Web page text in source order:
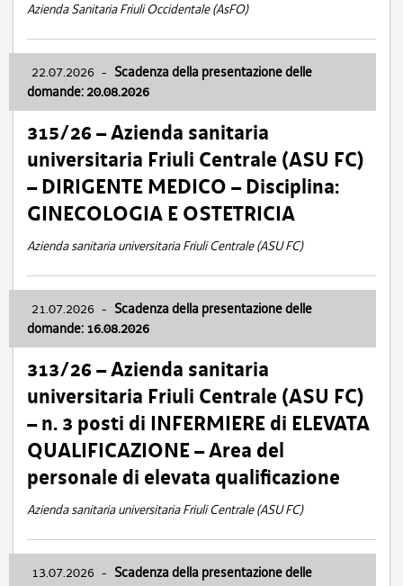
Azienda Sanitaria Friuli Occidentale (AsFO)
22.07.2026 - Scadenza della presentazione delle
domande: 20.08.2026
315/26 – Azienda sanitaria
universitaria Friuli Centrale (ASU FC)
– DIRIGENTE MEDICO – Disciplina:
GINECOLOGIA E OSTETRICIA
Azienda sanitaria universitaria Friuli Centrale (ASU FC)
21.07.2026 - Scadenza della presentazione delle
domande: 16.08.2026
313/26 – Azienda sanitaria
universitaria Friuli Centrale (ASU FC)
– n. 3 posti di INFERMIERE di ELEVATA
QUALIFICAZIONE – Area del
personale di elevata qualificazione
Azienda sanitaria universitaria Friuli Centrale (ASU FC)
13.07.2026 - Scadenza della presentazione delle